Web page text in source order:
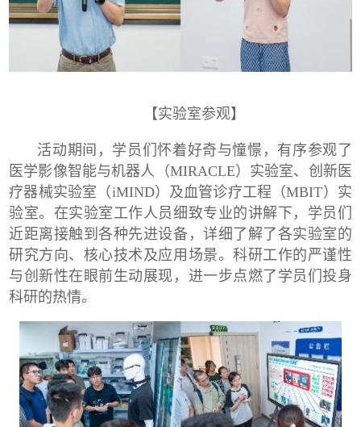
【实验室参观】
活动期间，学员们怀着好奇与憧憬，有序参观了
医学影像智能与机器人（MIRACLE）实验室、创新医
疗器械实验室（iMIND）及血管诊疗工程（MBIT）实
验室。在实验室工作人员细致专业的讲解下，学员们
近距离接触到各种先进设备，详细了解了各实验室的
研究方向、核心技术及应用场景。科研工作的严谨性
与创新性在眼前生动展现，进一步点燃了学员们投身
科研的热情。